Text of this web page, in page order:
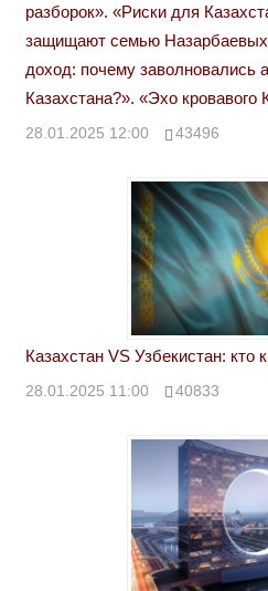
разборок». «Риски для
защищают семью
доход: почему заволновались
Казахстана?». «Эхо кровавого
28.01.2025 12:00 43496
Казахстан VS Узбекистан: кто
28.01.2025 11:00 40833